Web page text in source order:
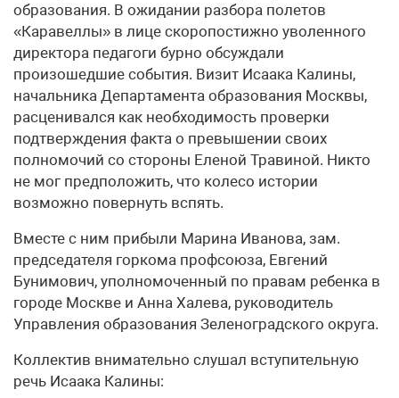
образования. В ожидании разбора полетов
«Каравеллы» в лице скоропостижно уволенного
директора педагоги бурно обсуждали
произошедшие события. Визит Исаака Калины,
начальника Департамента образования Москвы,
расценивался как необходимость проверки
подтверждения факта о превышении своих
полномочий со стороны Еленой Травиной. Никто
не мог предположить, что колесо истории
возможно повернуть вспять.
Вместе с ним прибыли Марина Иванова, зам.
председателя горкома профсоюза, Евгений
Бунимович, уполномоченный по правам ребенка в
городе Москве и Анна Халева, руководитель
Управления образования Зеленоградского округа.
Коллектив внимательно слушал вступительную
речь Исаака Калины: